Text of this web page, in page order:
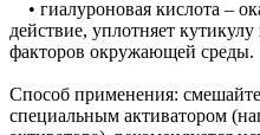
• гиалуроновая кислота –
действие, уплотняет
факторов окружающей среды.
Способ применения:
специальным активатором